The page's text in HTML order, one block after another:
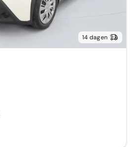
14 dagen